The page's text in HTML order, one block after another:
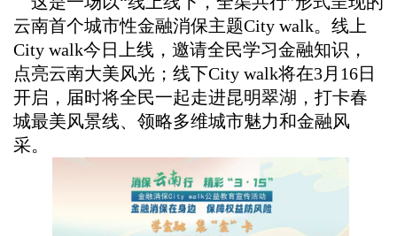
云南首个城市性金融消保主题City walk。线上
City walk今日上线，邀请全民学习金融知识，
点亮云南大美风光；线下City walk将在3月 16日
开启，届时将全民一起走进昆明翠湖，打卡春
城最美风景线、领略多维城市魅力和金融风
采。